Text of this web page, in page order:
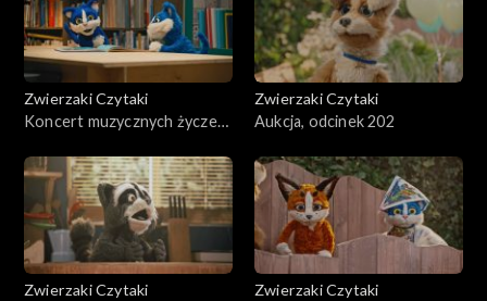
Zwierzaki Czytaki
Koncert muzycznych życzeń,
Zwierzaki Czytaki
Aukcja, odcinek 202
Zwierzaki Czytaki
Zwierzaki Czytaki